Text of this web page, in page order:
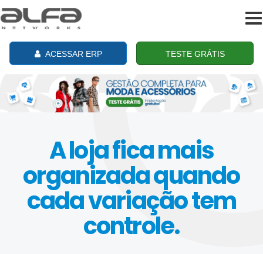
ACESSAR ERP TESTE GRÁTIS
A loja fica mais
organizada quando
cada variação tem
controle.